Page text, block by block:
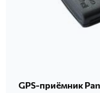
GPS-приёмник